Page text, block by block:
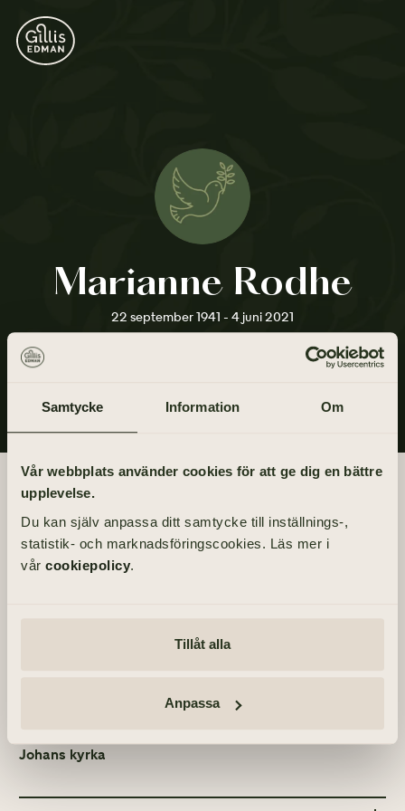
Samtycke Information Om
Vår webbplats använder cookies för att ge dig en bättre
upplevelse.
Du kan själv anpassa ditt samtycke till inställnings-,
statistik- och marknadsföringscookies. Läs mer i
vår cookiepolicy.
Tillåt alla
Anpassa
Marianne Rodhe
22 september 1941 - 4 juni 2021
Begravningsdagen
BEGRAVNING
Onsdag 30 juni 2021
kl 14.00
Johans kyrka